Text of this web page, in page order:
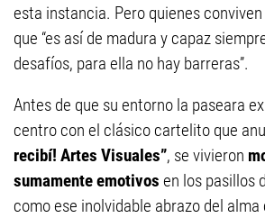
esta instancia. Pero quienes
que “es así de madura y capaz
desafíos, para ella no hay barreras”.
Antes de que su entorno la paseara
centro con el clásico cartelito que
recibí! Artes Visuales”, se vivieron
sumamente emotivos en los pasillos
como ese inolvidable abrazo del alma